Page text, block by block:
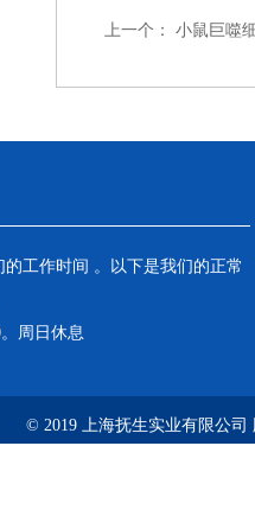
上一个： 小鼠巨噬
工作时间 。以下是我们的正常
周日休息
© 2019 上海抚生实业有限公司